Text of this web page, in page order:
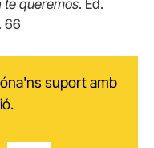
te queremos. Ed.
66
suport amb